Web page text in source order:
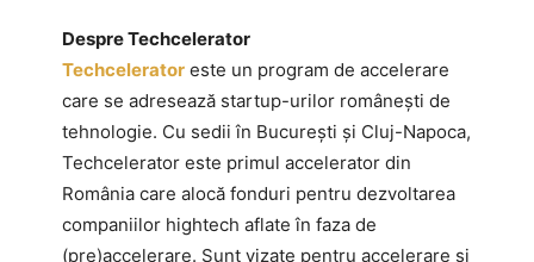
Despre Techcelerator
Techcelerator este un program de accelerare
care se adresează startup-urilor românești de
tehnologie. Cu sedii în București și Cluj-Napoca,
Techcelerator este primul accelerator din
România care alocă fonduri pentru dezvoltarea
companiilor hightech aflate în faza de
(pre)accelerare. Sunt vizate pentru accelerare și